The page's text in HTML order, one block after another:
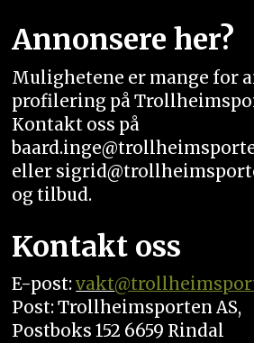
Annonsere her?
Mulighetene er mange for
profilering på
Kontakt oss på
eller
og tilbud.
Kontakt oss
E-post:vakt
Post: Trollheimsporten AS,
Postboks 152 6659 Rindal